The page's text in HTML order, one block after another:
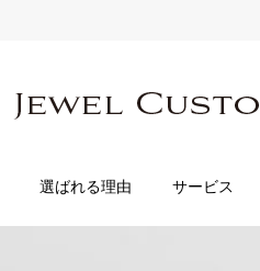
選ばれる理由 サービス